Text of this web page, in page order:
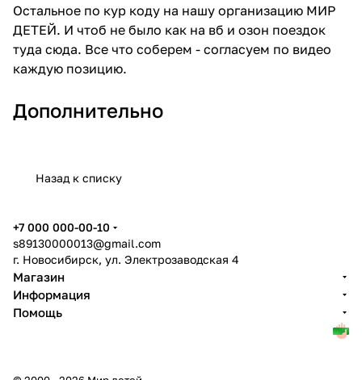
Остальное по кур коду на нашу организацию МИР
ДЕТЕЙ. И чтоб не было как на вб и озон поездок
туда сюда. Все что соберем - согласуем по видео
каждую позицию.
Дополнительно
Назад к списку
+7 000 000-00-10
s89130000013@gmail.com
г. Новосибирск, ул. Электрозаводская 4
Магазин
Информация
Помощь